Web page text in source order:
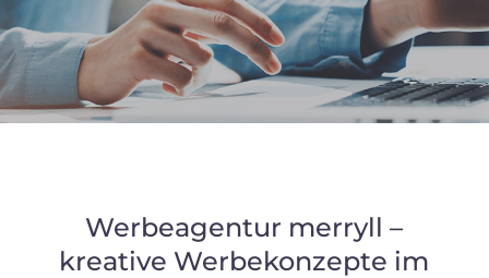
Werbeagentur merryll –
kreative Werbekonzepte im